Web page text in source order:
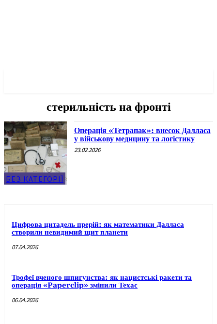
стерильність на фронті
БЕЗ КАТЕГОРІЇ
Операція «Тетрапак»: внесок Далласа
у військову медицину та логістику
23.02.2026
Цифрова цитадель прерій: як математики Далласа
створили невидимий щит планети
07.04.2026
Трофеї вченого шпигунства: як нацистські ракети та
операція «Paperclip» змінили Техас
06.04.2026